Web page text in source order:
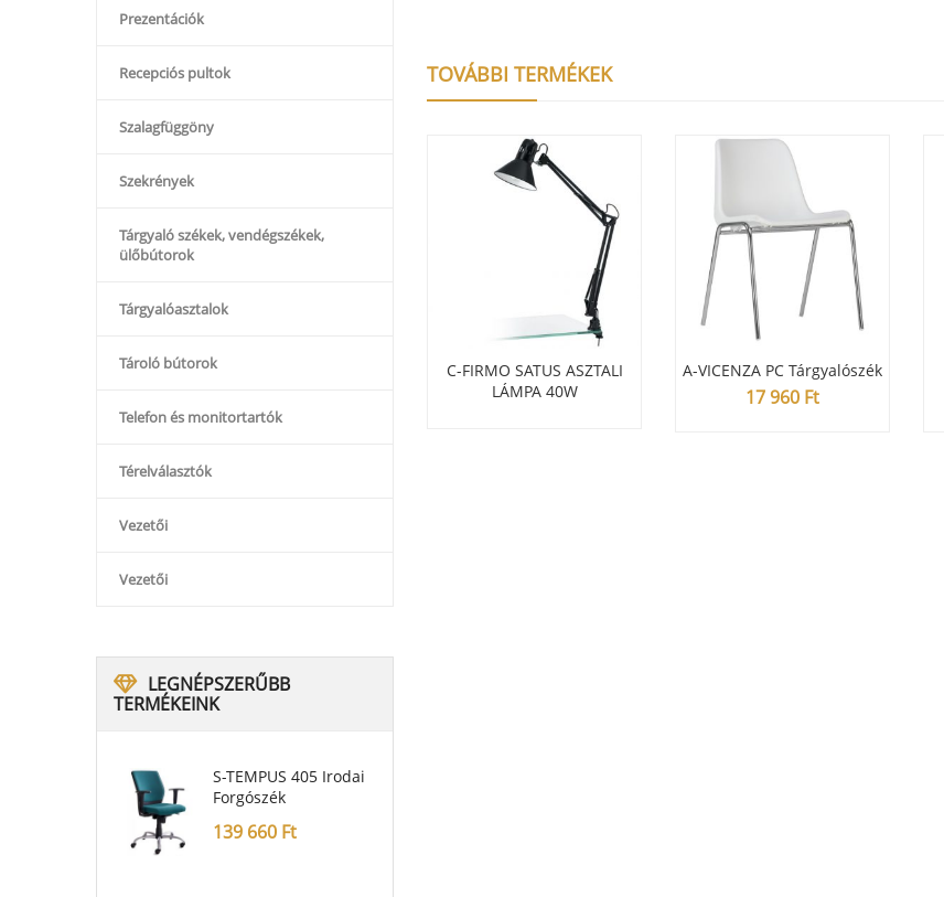
Prezentációk
Recepciós pultok
Szalagfüggöny
Szekrények
Tárgyaló székek, vendégszékek,
ülőbútorok
Tárgyalóasztalok
Tároló bútorok
Telefon és monitortartók
Térelválasztók
Vezetői
Vezetői
LEGNÉPSZERŰBB
TERMÉKEINK
S-TEMPUS 405 Irodai
Forgószék
139 660 Ft
TOVÁBBI TERMÉKEK
AJTÓS
C-FIRMO SATUS ASZTALI
LÁMPA 40W
A-VICENZA PC Tárgyalószék
17 960 Ft